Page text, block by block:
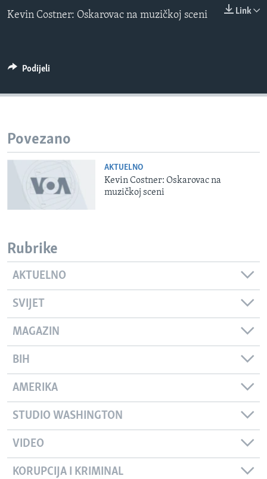
MAGAZIN
Learning English
PRATITE NAS
Jezici
EMBED
0:00 0:00:00 Link
Kevin Costner: Oskarovac na muzičkoj sceni
Podijeli
Povezano
AKTUELNO
Kevin Costner: Oskarovac na
muzičkoj sceni
Rubrike
AKTUELNO
SVIJET
MAGAZIN
BIH
AMERIKA
STUDIO WASHINGTON
VIDEO
KORUPCIJA I KRIMINAL